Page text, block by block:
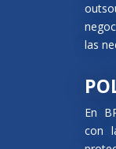
las
En
con